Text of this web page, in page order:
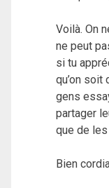
Voilà. On
ne peut
si tu
qu’on soit
gens
partager
que de
Bien